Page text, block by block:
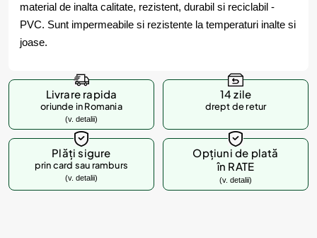
material de inalta calitate, rezistent, durabil si reciclabil -
PVC. Sunt impermeabile si rezistente la temperaturi inalte si
joase.
Livrare rapida
oriunde in Romania
(v. detalii)
14 zile
drept de retur
Plăți sigure
prin card sau ramburs
(v. detalii)
Opțiuni de plată
în RATE
(v. detalii)